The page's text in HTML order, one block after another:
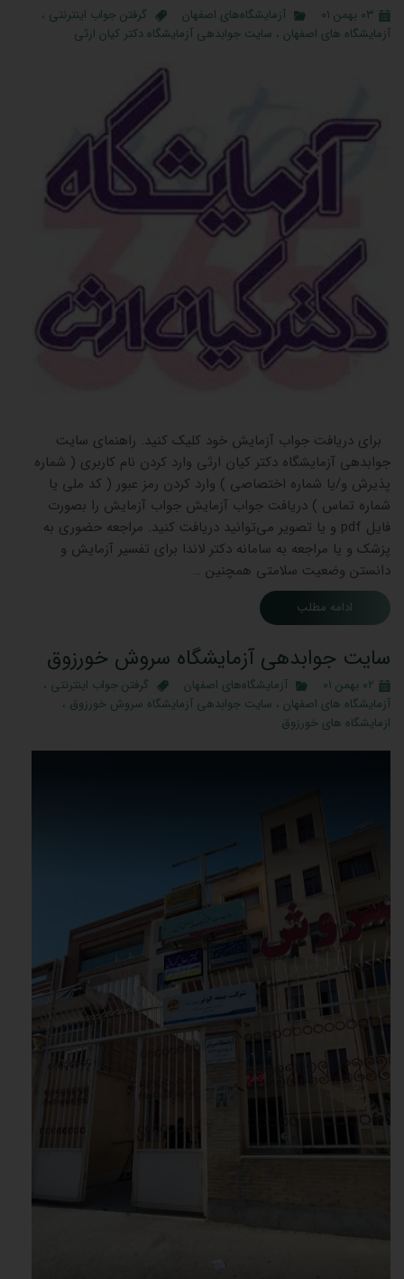
۰۳ بهمن ۰۱ آزمایشگاه‌های اصفهان گرفتن جواب اینترنتی ،
آزمایشگاه های اصفهان ، سایت جوابدهی آزمایشگاه دکتر کیان ارثی
برای دریافت جواب آزمایش خود کلیک کنید. راهنمای سایت
جوابدهی آزمایشگاه دکتر کیان ارثی وارد کردن نام کاربری ( شماره
پذیرش و/یا شماره اختصاصی ) وارد کردن رمز عبور ( کد ملی یا
شماره تماس ) دریافت جواب آزمایش جواب آزمایش را بصورت
فایل pdf و یا تصویر می‌توانید دریافت کنید. مراجعه حضوری به
پزشک و یا مراجعه به سامانه دکتر لاندا برای تفسیر آزمایش و
دانستن وضعیت سلامتی همچنین …
ادامه مطلب
سایت جوابدهی آزمایشگاه سروش خورزوق
۰۲ بهمن ۰۱ آزمایشگاه‌های اصفهان گرفتن جواب اینترنتی ،
آزمایشگاه های اصفهان ، سایت جوابدهی آزمایشگاه سروش خورزوق ،
ازمایشگاه های خورزوق